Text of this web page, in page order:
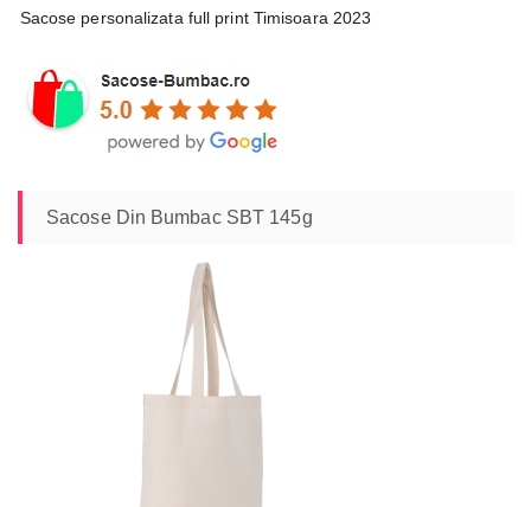
Sacose personalizata full print Timisoara 2023
Sacose Din Bumbac SBT 145g